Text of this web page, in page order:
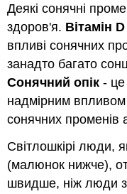
Деякі сонячні
здоров'я. Вітамін D
впливі сонячних
занадто багато
Сонячний опік - це
надмірним
сонячних променів
Світлошкірі люди,
(малюнок нижче),
швидше, ніж люди